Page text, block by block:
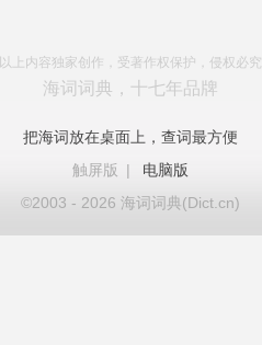
以上内容独家创作，受著作权保护，侵权必究
海词词典，十七年品牌
把海词放在桌面上，查词最方便
触屏版
|
电脑版
©2003 - 2026 海词词典(Dict.cn)